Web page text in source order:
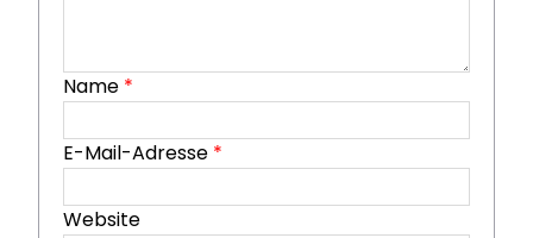
Name *
E-Mail-Adresse *
Website